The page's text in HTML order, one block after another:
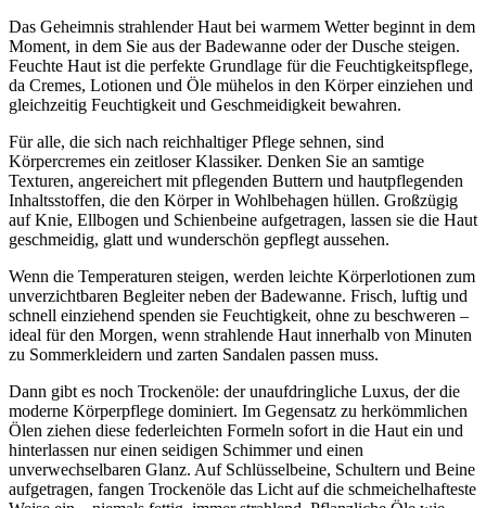
Das Geheimnis strahlender Haut bei warmem Wetter beginnt in dem
Moment, in dem Sie aus der Badewanne oder der Dusche steigen.
Feuchte Haut ist die perfekte Grundlage für die Feuchtigkeitspflege,
da Cremes, Lotionen und Öle mühelos in den Körper einziehen und
gleichzeitig Feuchtigkeit und Geschmeidigkeit bewahren.
Für alle, die sich nach reichhaltiger Pflege sehnen, sind
Körpercremes ein zeitloser Klassiker. Denken Sie an samtige
Texturen, angereichert mit pflegenden Buttern und hautpflegenden
Inhaltsstoffen, die den Körper in Wohlbehagen hüllen. Großzügig
auf Knie, Ellbogen und Schienbeine aufgetragen, lassen sie die Haut
geschmeidig, glatt und wunderschön gepflegt aussehen.
Wenn die Temperaturen steigen, werden leichte Körperlotionen zum
unverzichtbaren Begleiter neben der Badewanne. Frisch, luftig und
schnell einziehend spenden sie Feuchtigkeit, ohne zu beschweren –
ideal für den Morgen, wenn strahlende Haut innerhalb von Minuten
zu Sommerkleidern und zarten Sandalen passen muss.
Dann gibt es noch Trockenöle: der unaufdringliche Luxus, der die
moderne Körperpflege dominiert. Im Gegensatz zu herkömmlichen
Ölen ziehen diese federleichten Formeln sofort in die Haut ein und
hinterlassen nur einen seidigen Schimmer und einen
unverwechselbaren Glanz. Auf Schlüsselbeine, Schultern und Beine
aufgetragen, fangen Trockenöle das Licht auf die schmeichelhafteste